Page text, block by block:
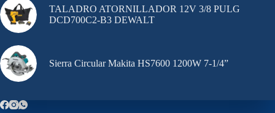
TALADRO ATORNILLADOR 12V 3/8 PULG
DCD700C2-B3 DEWALT
Sierra Circular Makita HS7600 1200W 7-1/4”